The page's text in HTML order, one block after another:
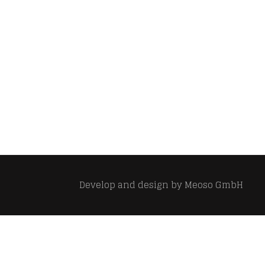
Develop and design byMeoso GmbH